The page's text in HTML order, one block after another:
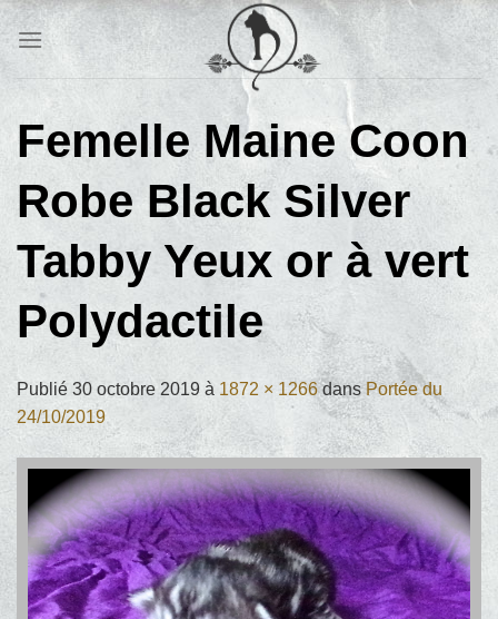
Passer
au
Femelle Maine Coon
Robe Black Silver
Tabby Yeux or à vert
Polydactile
Publié 30 octobre 2019 à 1872 × 1266dansPortée du
24/10/2019